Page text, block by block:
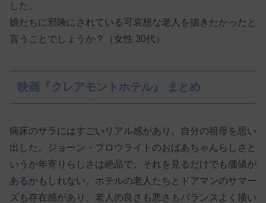
した。
娘たちに邪険にされている可哀想な老人を描きたかったと
言うことでしょうか？（女性 30代）
映画『クレアモントホテル』 まとめ
病床のサラにはすごいリアル感があり、自分の祖母を思い
出した。ジョーン・プロウライトのおばあちゃんらしさと
いうか年寄りらしさは絶品で、それを見るだけでも価値が
あるかもしれない。ホテルの老人たちとドアマンのサマー
ズも存在感があり、老人の良さも悪さもバランスよく描い